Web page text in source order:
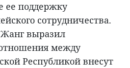
ее поддержку
сотрудничества.
выразил
между
Республикой внесут